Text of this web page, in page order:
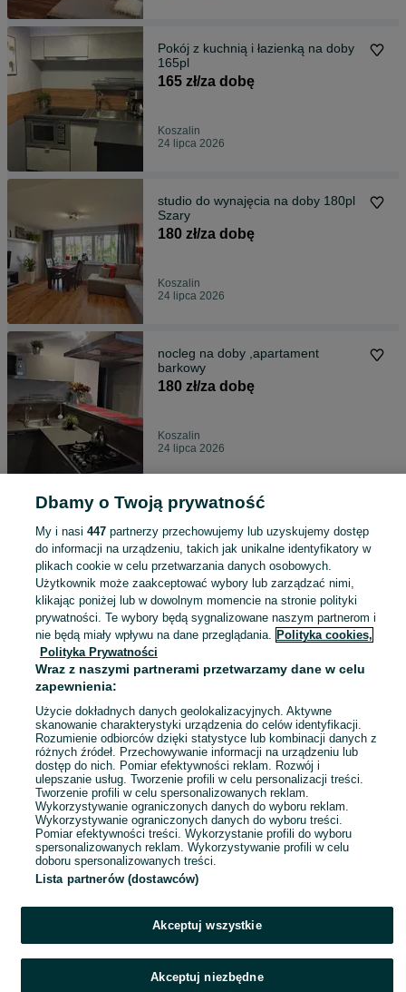
Pokój z kuchnią i łazienką na doby
165pl
165 zł/za dobę
Koszalin
24 lipca 2026
studio do wynajęcia na doby 180pl
Szary
180 zł/za dobę
Koszalin
24 lipca 2026
nocleg na doby ,apartament
barkowy
180 zł/za dobę
Koszalin
24 lipca 2026
pokój ,nocleg na doby 85pl
85 zł/za dobę
Koszalin
24 lipca 2026
120 zł/za dobę
Koszalin
15 lipca 2026
1 2
Dbamy o Twoją prywatność
My i nasi 447partnerzy przechowujemy lub uzyskujemy dostęp
do informacji na urządzeniu, takich jak unikalne identyfikatory w
plikach cookie w celu przetwarzania danych osobowych.
Użytkownik może zaakceptować wybory lub zarządzać nimi,
klikając poniżej lub w dowolnym momencie na stronie polityki
prywatności. Te wybory będą sygnalizowane naszym partnerom i
nie będą miały wpływu na dane przeglądania. Polityka cookies,
Polityka Prywatności
Wraz z naszymi partnerami przetwarzamy dane w celu
zapewnienia:
Użycie dokładnych danych geolokalizacyjnych. Aktywne
skanowanie charakterystyki urządzenia do celów identyfikacji.
Rozumienie odbiorców dzięki statystyce lub kombinacji danych z
różnych źródeł. Przechowywanie informacji na urządzeniu lub
dostęp do nich. Pomiar efektywności reklam. Rozwój i
ulepszanie usług. Tworzenie profili w celu personalizacji treści.
Tworzenie profili w celu spersonalizowanych reklam.
Wykorzystywanie ograniczonych danych do wyboru reklam.
Wykorzystywanie ograniczonych danych do wyboru treści.
Pomiar efektywności treści. Wykorzystanie profili do wyboru
spersonalizowanych reklam. Wykorzystywanie profili w celu
doboru spersonalizowanych treści.
Lista partnerów (dostawców)
Akceptuj wszystkie
Akceptuj niezbędne